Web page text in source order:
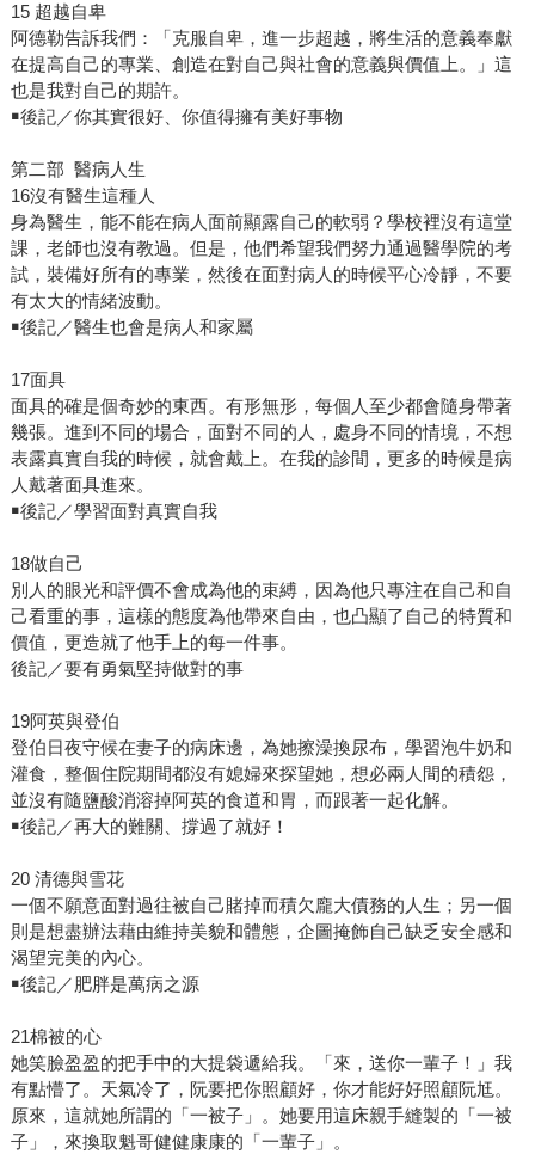
15 超越自卑
阿德勒告訴我們：「克服自卑，進一步超越，將生活的意義奉獻
在提高自己的專業、創造在對自己與社會的意義與價值上。」這
也是我對自己的期許。
￭後記／你其實很好、你值得擁有美好事物
第二部 醫病人生
16沒有醫生這種人
身為醫生，能不能在病人面前顯露自己的軟弱？學校裡沒有這堂
課，老師也沒有教過。但是，他們希望我們努力通過醫學院的考
試，裝備好所有的專業，然後在面對病人的時候平心冷靜，不要
有太大的情緒波動。
￭後記／醫生也會是病人和家屬
17面具
面具的確是個奇妙的東西。有形無形，每個人至少都會隨身帶著
幾張。進到不同的場合，面對不同的人，處身不同的情境，不想
表露真實自我的時候，就會戴上。在我的診間，更多的時候是病
人戴著面具進來。
￭後記／學習面對真實自我
18做自己
別人的眼光和評價不會成為他的束縛，因為他只專注在自己和自
己看重的事，這樣的態度為他帶來自由，也凸顯了自己的特質和
價值，更造就了他手上的每一件事。
後記／要有勇氣堅持做對的事
19阿英與登伯
登伯日夜守候在妻子的病床邊，為她擦澡換尿布，學習泡牛奶和
灌食，整個住院期間都沒有媳婦來探望她，想必兩人間的積怨，
並沒有隨鹽酸消溶掉阿英的食道和胃，而跟著一起化解。
￭後記／再大的難關、撐過了就好！
20 清德與雪花
一個不願意面對過往被自己賭掉而積欠龐大債務的人生；另一個
則是想盡辦法藉由維持美貌和體態，企圖掩飾自己缺乏安全感和
渴望完美的內心。
￭後記／肥胖是萬病之源
21棉被的心
她笑臉盈盈的把手中的大提袋遞給我。「來，送你一輩子！」我
有點懵了。天氣冷了，阮要把你照顧好，你才能好好照顧阮尪。
原來，這就她所謂的「一被子」。她要用這床親手縫製的「一被
子」，來換取魁哥健健康康的「一輩子」。